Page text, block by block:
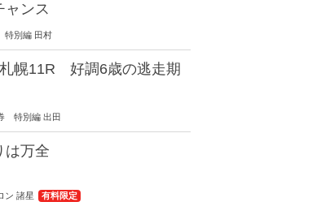
ャンス
特別編 田村
札幌11R 好調6歳の逃走期
特別編 出田
万全
ン 諸星 有料限定